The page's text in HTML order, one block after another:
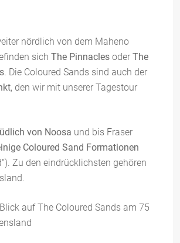
nördlich von dem Maheno
sich The Pinnacles oder The
. Die Coloured Sands sind auch der
, den wir mit unserer Tagestour
von Noosa und bis Fraser
Coloured Sand Formationen
Zu den eindrücklichsten gehören